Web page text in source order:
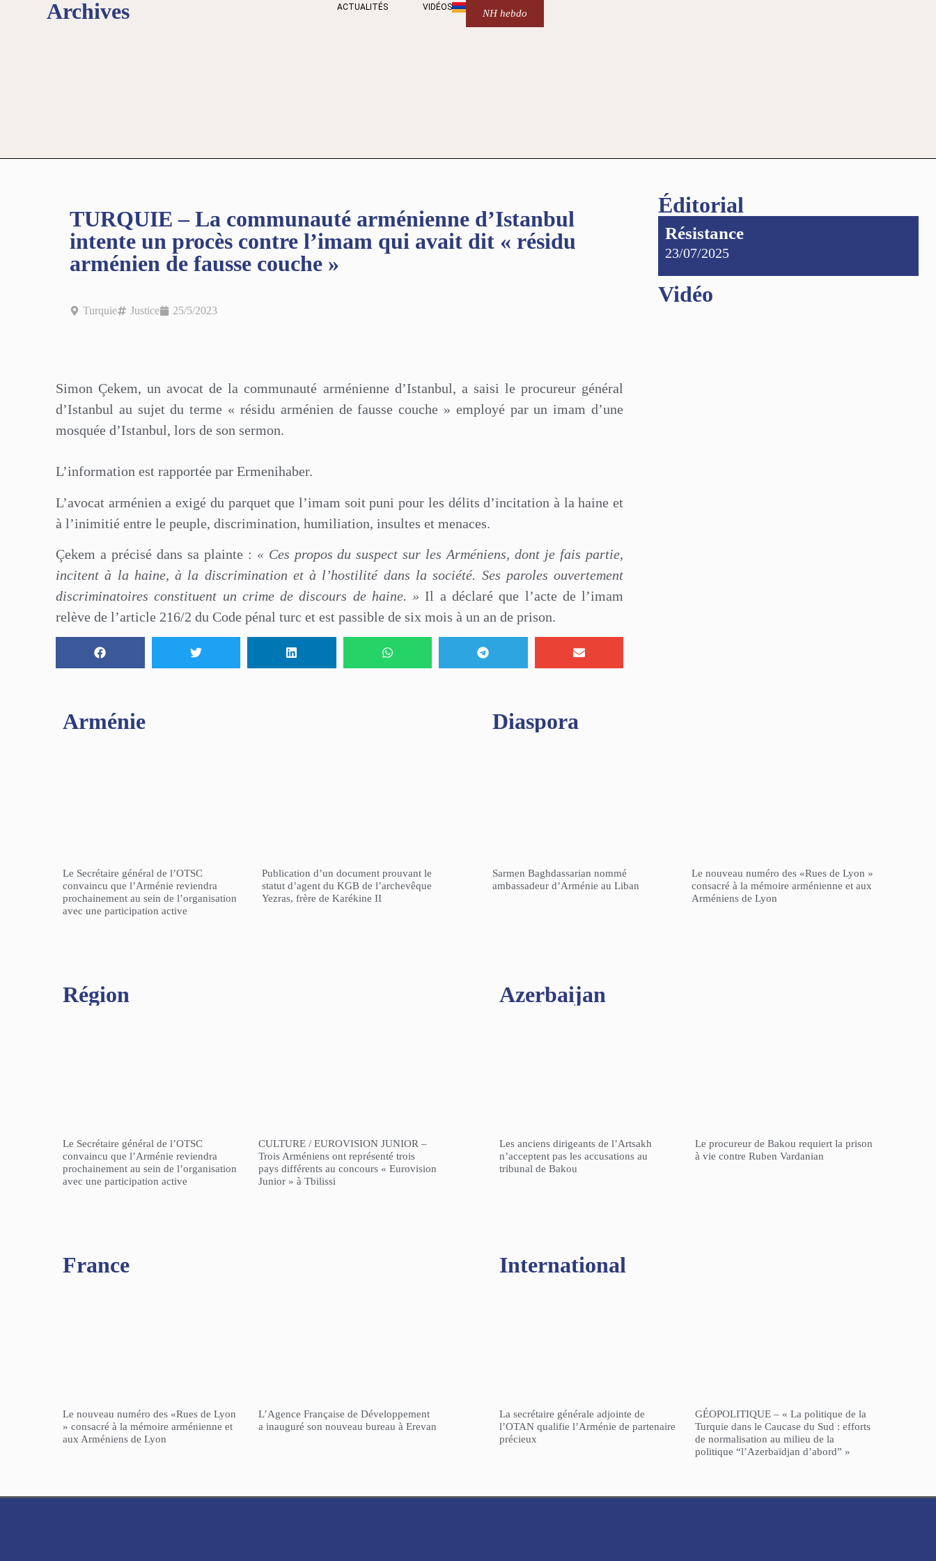
Archives ACTUALITÉS VIDÉOS
NH hebdo
TURQUIE – La communauté arménienne d’Istanbul
intente un procès contre l’imam qui avait dit « résidu
arménien de fausse couche »
Turquie Justice 25/5/2023
Simon Çekem, un avocat de la communauté arménienne d’Istanbul, a saisi le procureur général
d’Istanbul au sujet du terme « résidu arménien de fausse couche » employé par un imam d’une
mosquée d’Istanbul, lors de son sermon.
L’information est rapportée par Ermenihaber.
L’avocat arménien a exigé du parquet que l’imam soit puni pour les délits d’incitation à la haine et
à l’inimitié entre le peuple, discrimination, humiliation, insultes et menaces.
Çekem a précisé dans sa plainte : « Ces propos du suspect sur les Arméniens, dont je fais partie,
incitent à la haine, à la discrimination et à l’hostilité dans la société. Ses paroles ouvertement
discriminatoires constituent un crime de discours de haine. »Il a déclaré que l’acte de l’imam
relève de l’article 216/2 du Code pénal turc et est passible de six mois à un an de prison.
Éditorial
Résistance
23/07/2025
Vidéo
Arménie
Le Secrétaire général de l’OTSC
convaincu que l’Arménie reviendra
prochainement au sein de l’organisation
avec une participation active
Publication d’un document prouvant le
statut d’agent du KGB de l’archevêque
Yezras, frère de Karékine II
Diaspora
Sarmen Baghdassarian nommé
ambassadeur d’Arménie au Liban
Le nouveau numéro des «Rues de Lyon »
consacré à la mémoire arménienne et aux
Arméniens de Lyon
Région​
Le Secrétaire général de l’OTSC
convaincu que l’Arménie reviendra
prochainement au sein de l’organisation
avec une participation active
CULTURE / EUROVISION JUNIOR –
Trois Arméniens ont représenté trois
pays différents au concours « Eurovision
Junior » à Tbilissi
Azerbaijan
Les anciens dirigeants de l’Artsakh
n’acceptent pas les accusations au
tribunal de Bakou
Le procureur de Bakou requiert la prison
à vie contre Ruben Vardanian
France
Le nouveau numéro des «Rues de Lyon
» consacré à la mémoire arménienne et
aux Arméniens de Lyon
L’Agence Française de Développement
a inauguré son nouveau bureau à Erevan
International
La secrétaire générale adjointe de
l’OTAN qualifie l’Arménie de partenaire
précieux
GÉOPOLITIQUE – « La politique de la
Turquie dans le Caucase du Sud : efforts
de normalisation au milieu de la
politique “l’Azerbaïdjan d’abord” »